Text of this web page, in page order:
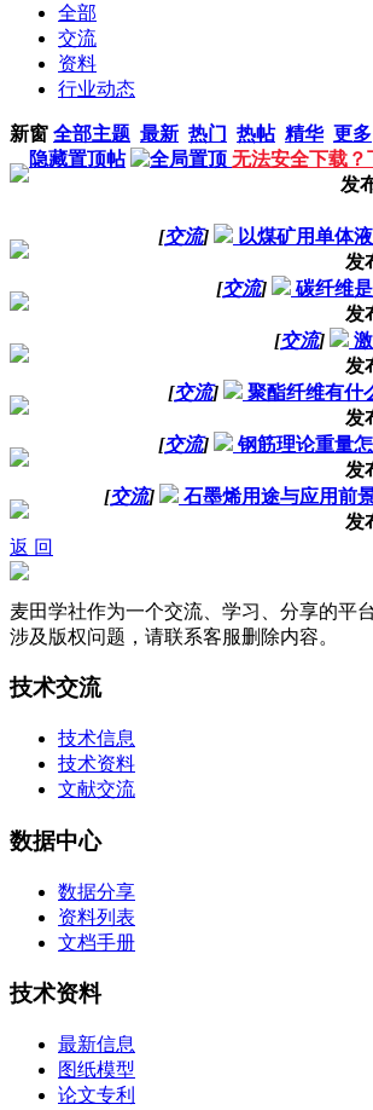
全部
交流
资料
行业动态
新窗 全部主题 最新 热门 热帖 精华 更多
隐藏置顶帖
无法安全下载？
发
[交流]
以煤矿用单体
发
[交流]
碳纤维
发
[交流]
发
[交流]
聚酯纤维有什
发
[交流]
钢筋理论重量
发
[交流]
石墨烯用途与应用前
发
返 回
麦田学社作为一个交流、学习、分享的平
涉及版权问题，请联系客服删除内容。
技术交流
技术信息
技术资料
文献交流
数据中心
数据分享
资料列表
文档手册
技术资料
最新信息
图纸模型
论文专利